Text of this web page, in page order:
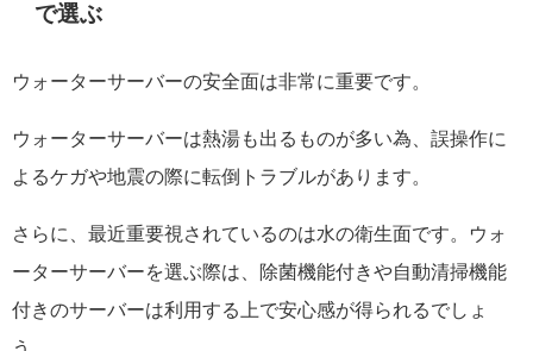
で選ぶ
ウォーターサーバーの安全面は非常に重要です。
ウォーターサーバーは熱湯も出るものが多い為、誤操作に
よるケガや地震の際に転倒トラブルがあります。
さらに、最近重要視されているのは水の衛生面です。ウォ
ーターサーバーを選ぶ際は、除菌機能付きや自動清掃機能
付きのサーバーは利用する上で安心感が得られるでしょ
う。